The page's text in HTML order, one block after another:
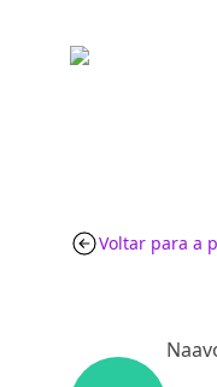
Voltar para a